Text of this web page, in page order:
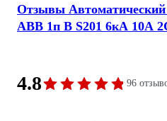
Отзывы
ABB 1п B S201 6кА 10А
4.8 96